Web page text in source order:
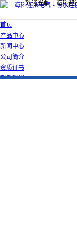
欢迎光临上海科迎
首页
产品中心
新闻中心
公司简介
资质证书
联系我们